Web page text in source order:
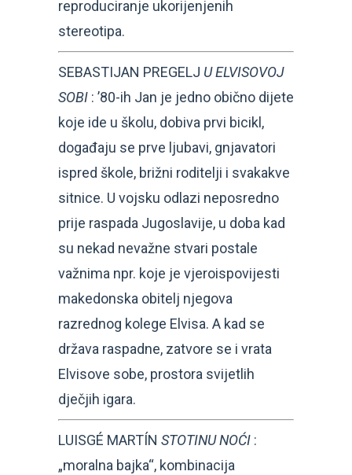
reproduciranje ukorijenjenih
stereotipa.
SEBASTIJAN PREGELJ U ELVISOVOJ
SOBI : ’80-ih Jan je jedno obično dijete
koje ide u školu, dobiva prvi bicikl,
događaju se prve ljubavi, gnjavatori
ispred škole, brižni roditelji i svakakve
sitnice. U vojsku odlazi neposredno
prije raspada Jugoslavije, u doba kad
su nekad nevažne stvari postale
važnima npr. koje je vjeroispovijesti
makedonska obitelj njegova
razrednog kolege Elvisa. A kad se
država raspadne, zatvore se i vrata
Elvisove sobe, prostora svijetlih
dječjih igara.
LUISGÉ MARTÍN STOTINU NOĆI :
„moralna bajka“, kombinacija